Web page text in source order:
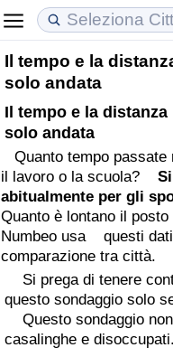
Il tempo e la
solo andata
Il tempo e la
solo andata
Quanto tempo passate
il lavoro o la scuola?
abitualmente per gli
Quanto è lontano il
Numbeo usa questi
comparazione tra città.
Si prega di tenere
questo sondaggio solo
Questo sondaggio
casalinghe e
Costo della vita
Indice Del Costo
Indice Del Costo Della
Indice del Costo della
ad Aqaba
Prezzi degli immobili
Indice del Prezzo
Indice del Prezzo
Indice del Prezzo
Qualità della Vita
Indice della Qualità
Indice della Qualità
Indice della qualità
Criminalità
Indice del Tasso di
Indice della Criminalità